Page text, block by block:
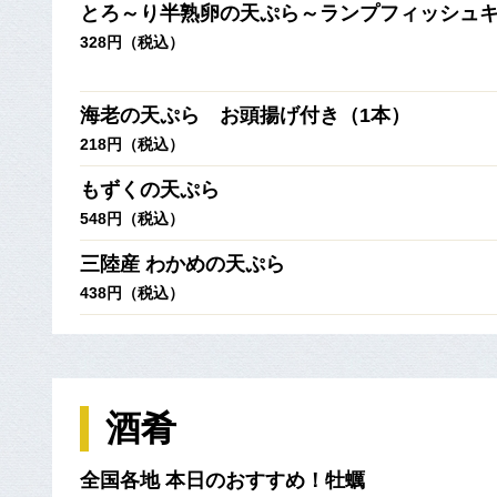
とろ～り半熟卵の天ぷら～ランプフィッシュ
328円（税込）
海老の天ぷら お頭揚げ付き（1本）
218円（税込）
もずくの天ぷら
548円（税込）
三陸産 わかめの天ぷら
438円（税込）
酒肴
全国各地 本日のおすすめ！牡蠣